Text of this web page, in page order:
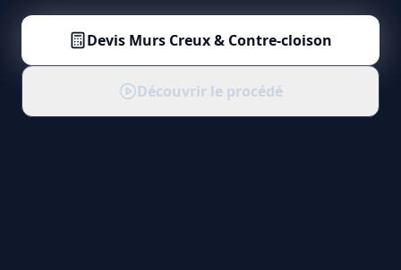
Devis Murs Creux & Contre-cloison
Découvrir le procédé